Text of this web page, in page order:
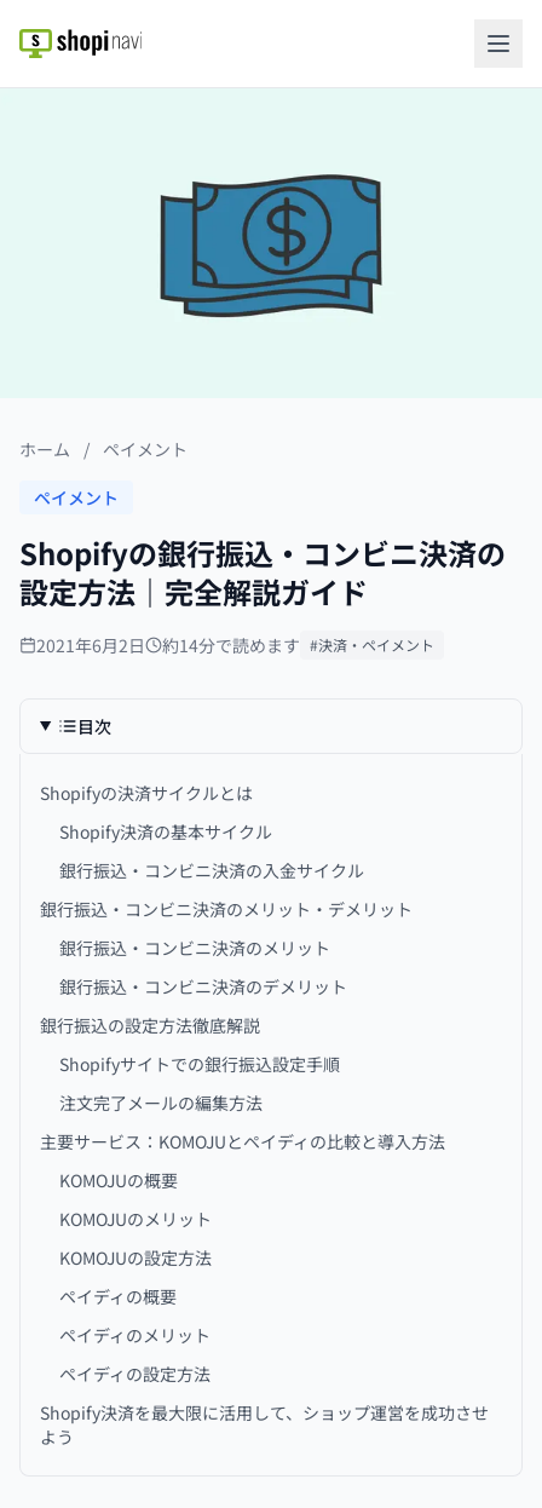
ホーム / ペイメント
ペイメント
Shopifyの銀行振込・コンビニ決済の
設定方法｜完全解説ガイド
2021年6月2日 約14分で読めます #決済・ペイメント
目次
Shopifyの決済サイクルとは
Shopify決済の基本サイクル
銀行振込・コンビニ決済の入金サイクル
銀行振込・コンビニ決済のメリット・デメリット
銀行振込・コンビニ決済のメリット
銀行振込・コンビニ決済のデメリット
銀行振込の設定方法徹底解説
Shopifyサイトでの銀行振込設定手順
注文完了メールの編集方法
主要サービス：KOMOJUとペイディの比較と導入方法
KOMOJUの概要
KOMOJUのメリット
KOMOJUの設定方法
ペイディの概要
ペイディのメリット
ペイディの設定方法
Shopify決済を最大限に活用して、ショップ運営を成功させ
よう